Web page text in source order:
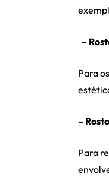
–
Para
–
Para